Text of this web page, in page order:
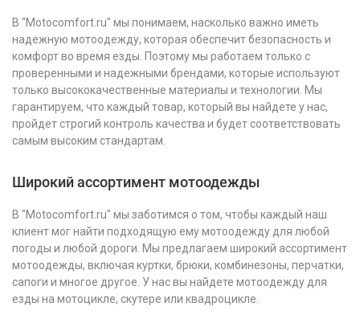
В "Motocomfort.ru" мы понимаем, насколько важно иметь
надежную мотоодежду, которая обеспечит безопасность и
комфорт во время езды. Поэтому мы работаем только с
проверенными и надежными брендами, которые используют
только высококачественные материалы и технологии. Мы
гарантируем, что каждый товар, который вы найдете у нас,
пройдет строгий контроль качества и будет соответствовать
самым высоким стандартам.
Широкий ассортимент мотоодежды
В "Motocomfort.ru" мы заботимся о том, чтобы каждый наш
клиент мог найти подходящую ему мотоодежду для любой
погоды и любой дороги. Мы предлагаем широкий ассортимент
мотоодежды, включая куртки, брюки, комбинезоны, перчатки,
сапоги и многое другое. У нас вы найдете мотоодежду для
езды на мотоцикле, скутере или квадроцикле.